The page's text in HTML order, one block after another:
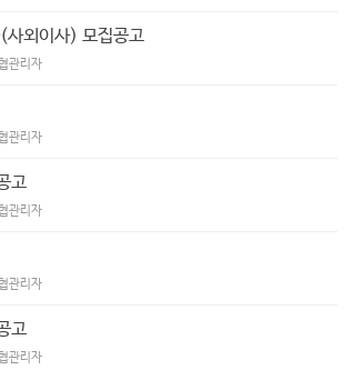
사외이사) 모집공고
관리자
관리자
고
관리자
관리자
고
관리자